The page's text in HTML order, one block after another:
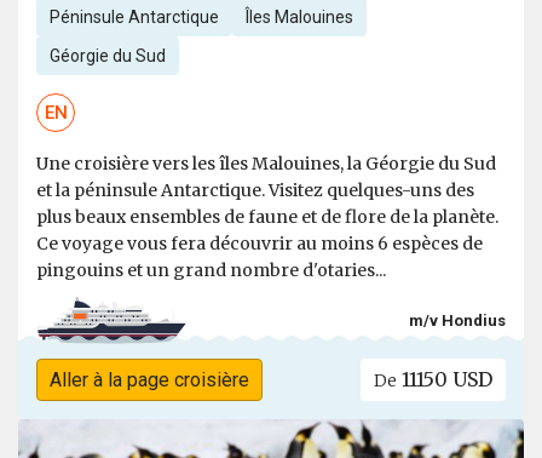
Péninsule Antarctique Îles Malouines
Géorgie du Sud
EN
Une croisière vers les îles Malouines, la Géorgie du Sud
et la péninsule Antarctique. Visitez quelques-uns des
plus beaux ensembles de faune et de flore de la planète.
Ce voyage vous fera découvrir au moins 6 espèces de
pingouins et un grand nombre d'otaries...
m/v Hondius
Aller à la page croisière De 11150 USD